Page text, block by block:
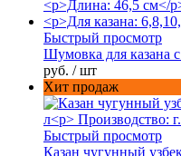
Быстрый просмотр
Шумовка для казана
руб. / шт
Хит продаж
Быстрый просмотр
Казан чугунный